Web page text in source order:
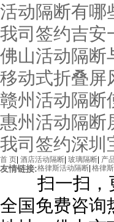
活动隔断有哪
我司签约吉安
佛山活动隔断
移动式折叠屏
赣州活动隔断
惠州活动隔断
我司签约深圳
首 页 酒店活动隔断 玻璃隔断 产
友情链接:格律斯活动隔断 格律
扫一扫，
全国免费咨询